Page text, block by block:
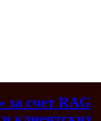
счет RAG